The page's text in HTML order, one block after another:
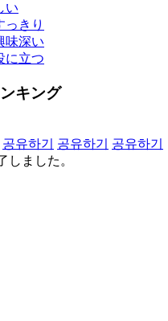
い
っきり
味深い
に立つ
キング
공유하기 공유하기
공유하기
しました。